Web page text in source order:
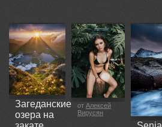
Загеданские
озера на
от Алексей
Вирусян